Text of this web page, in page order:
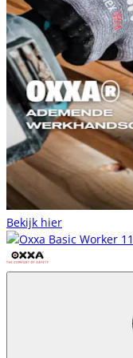
Bekijk hier